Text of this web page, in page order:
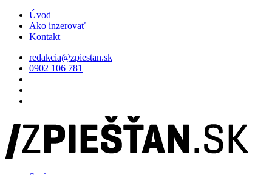
Úvod
Ako inzerovať
Kontakt
redakcia@zpiestan.sk
0902 106 781